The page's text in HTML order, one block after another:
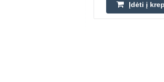
Įdėti į